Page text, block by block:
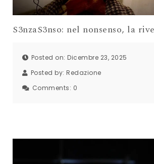
S3nzaS3nso: nel nonsenso, la
Posted on: Dicembre 23, 2025
Posted by: Redazione
Comments: 0